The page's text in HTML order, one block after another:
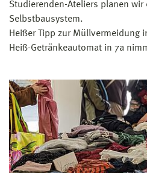
Studierenden-Ateliers planen
Selbstbausystem.
Heißer Tipp zur Müllvermeidung
Heiß-Getränkeautomat in 7a